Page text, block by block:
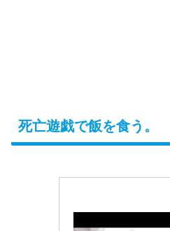
死亡遊戯で飯を食う。